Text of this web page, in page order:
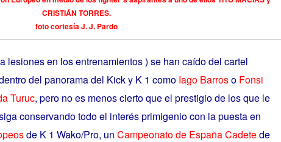
CRISTIÁN TORRES.
foto cortesía J. J. Pardo
lesiones en los entrenamientos ) se han caído del cartel
del panorama del Kick y K 1 como Iago Barroso Fonsi
Turuc, pero no es menos cierto que el prestigio de los que le
conservando todo el interés primigenio con la puesta en
de K 1 Wako/Pro, un Campeonato de España Cadetede